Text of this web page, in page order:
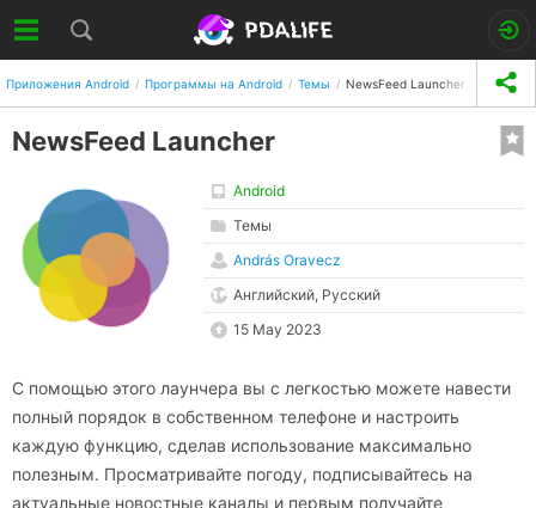
Приложения Android Программы на Android Темы NewsFeed Launcher
NewsFeed Launcher
Android
Темы
András Oravecz
Английский, Русский
15 May 2023
С помощью этого лаунчера вы с легкостью можете навести
полный порядок в собственном телефоне и настроить
каждую функцию, сделав использование максимально
полезным. Просматривайте погоду, подписывайтесь на
актуальные новостные каналы и первым получайте